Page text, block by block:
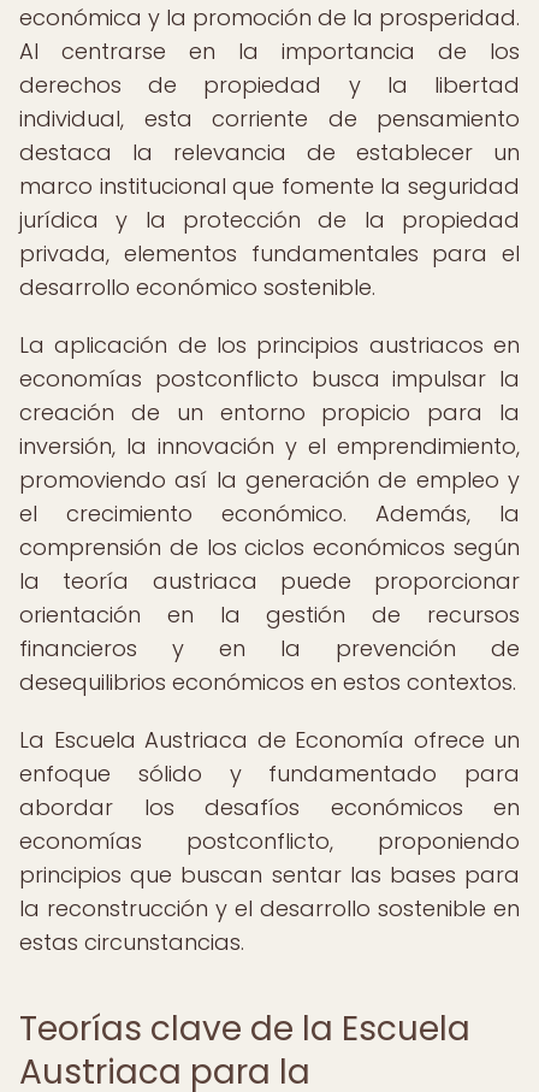
económica y la promoción de la prosperidad.
Al centrarse en la importancia de los
derechos de propiedad y la libertad
individual, esta corriente de pensamiento
destaca la relevancia de establecer un
marco institucional que fomente la seguridad
jurídica y la protección de la propiedad
privada, elementos fundamentales para el
desarrollo económico sostenible.
La aplicación de los principios austriacos en
economías postconflicto busca impulsar la
creación de un entorno propicio para la
inversión, la innovación y el emprendimiento,
promoviendo así la generación de empleo y
el crecimiento económico. Además, la
comprensión de los ciclos económicos según
la teoría austriaca puede proporcionar
orientación en la gestión de recursos
financieros y en la prevención de
desequilibrios económicos en estos contextos.
La Escuela Austriaca de Economía ofrece un
enfoque sólido y fundamentado para
abordar los desafíos económicos en
economías postconflicto, proponiendo
principios que buscan sentar las bases para
la reconstrucción y el desarrollo sostenible en
estas circunstancias.
Teorías clave de la Escuela
Austriaca para la